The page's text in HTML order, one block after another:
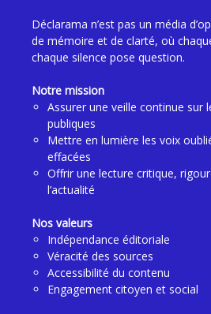
Déclarama n’est pas un média
de mémoire et de clarté, où
chaque silence pose question.
Notre mission
Assurer une veille continue sur
publiques
Mettre en lumière les voix
effacées
Offrir une lecture critique,
l’actualité
Nos valeurs
Indépendance éditoriale
Véracité des sources
Accessibilité du contenu
Engagement citoyen et social